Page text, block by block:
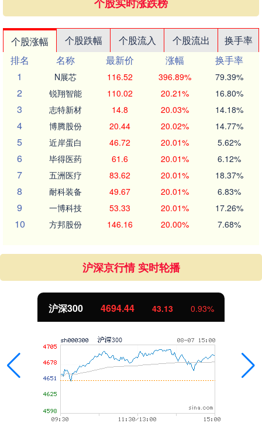
个股涨幅 个股跌幅 个股流入 个股流出
换手率
排名
名称 最新价 涨幅
换手率
1
N展芯 116.52 396.89% 79.39%
2 锐翔智能 110.02 20.21% 16.80%
3 志特新材 14.8 20.03% 14.18%
4 博腾股份 20.44 20.02% 14.77%
5 近岸蛋白 46.72 20.01% 5.62%
6 毕得医药 61.6 20.01% 6.12%
7 五洲医疗 83.62 20.01% 18.37%
8 耐科装备 49.67 20.01% 6.83%
9 一博科技 53.33 20.01% 17.26%
10 方邦股份 146.16 20.00% 7.68%
沪深京行情 实时轮播
北证50 1134.24